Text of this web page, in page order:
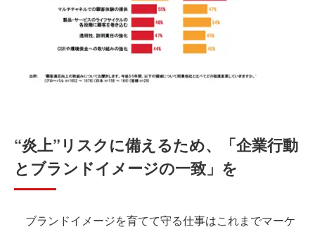
“炎上”リスクに備えるため、「企業行動
とブランドイメージの一致」を
ブランドイメージを育てて守る仕事はこれまでマーケ